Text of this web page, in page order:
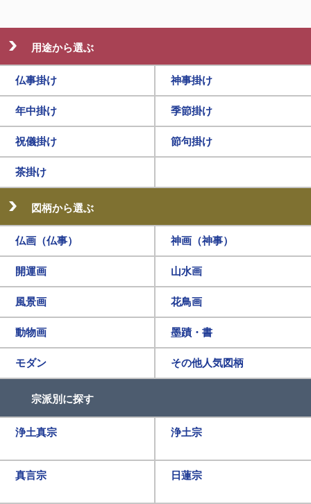
用途から選ぶ
仏事掛け 神事掛け
年中掛け 季節掛け
祝儀掛け 節句掛け
茶掛け
図柄から選ぶ
仏画（仏事） 神画（神事）
開運画 山水画
風景画 花鳥画
動物画 墨蹟・書
モダン その他人気図柄
宗派別に探す
浄土真宗 浄土宗
真言宗 日蓮宗